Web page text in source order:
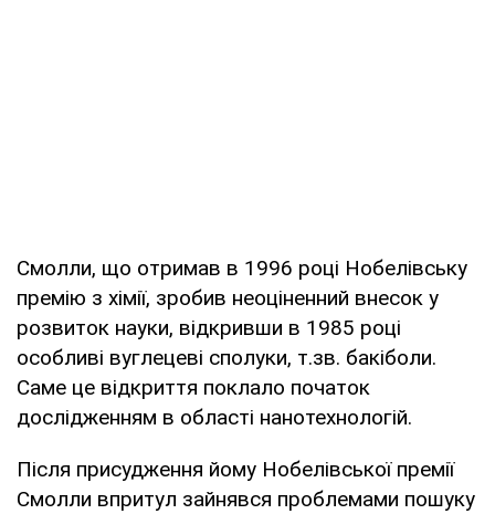
Смолли, що отримав в 1996 році Нобелівську
премію з хімії, зробив неоціненний внесок у
розвиток науки, відкривши в 1985 році
особливі вуглецеві сполуки, т.зв. бакіболи.
Саме це відкриття поклало початок
дослідженням в області нанотехнологій.
Після присудження йому Нобелівської премії
Смолли впритул зайнявся проблемами пошуку